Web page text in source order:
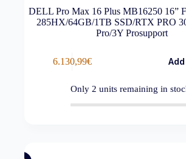
DELL Pro Max 16 Plus MB16250 16”
285HX/64GB/1TB SSD/RTX PRO
Pro/3Y Prosupport
6.130,99€
Only2 units remaining in